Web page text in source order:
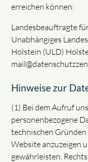
erreichen können:
Landesbeauftragte
Unabhängiges
Holstein (ULD)
Hinweise zur
(1) Bei dem Aufruf
personenbezogene
technischen
Website anzuzeigen
gewährleisten.